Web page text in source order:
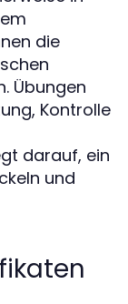
die
Übungen
Kontrolle
darauf, ein
und